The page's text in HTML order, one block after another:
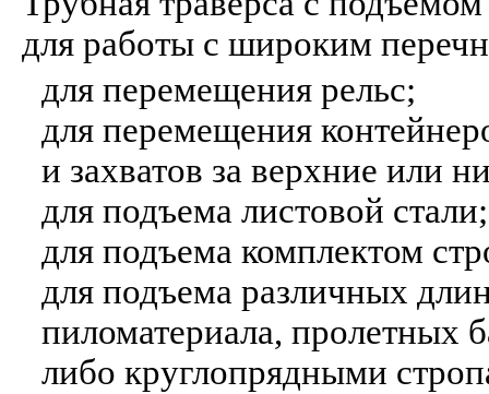
для работы с широким
для перемещения рельс;
для перемещения
и захватов за верхние или
для подъема листовой стали;
для подъема комплектом
для подъема различных
пиломатериала, пролетных
либо круглопрядными